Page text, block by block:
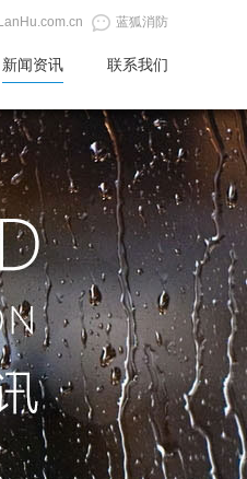
蓝狐消防
新闻资讯 联系我们